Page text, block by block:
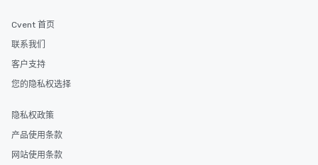
Cvent 首页
联系我们
客户支持
您的隐私权选择
隐私权政策
产品使用条款
网站使用条款